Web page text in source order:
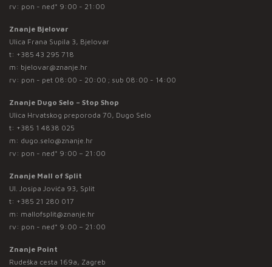
rv: pon - ned* 9:00 - 21:00
Znanje Bjelovar
Ulica Frana Supila 3, Bjelovar
t: +385 43 295 718
m: bjelovar@znanje.hr
rv: pon - pet 08:00 - 20:00 ; sub 08:00 - 14:00
Znanje Dugo Selo – Stop Shop
Ulica Hrvatskog preporoda 70, Dugo Selo
t: +385 1 4838 025
m: dugo.selo@znanje.hr
rv: pon - ned* 9:00 – 21:00
Znanje Mall of Split
Ul. Josipa Jovića 93, Split
t: +385 21 280 017
m: mallofsplit@znanje.hr
rv: pon - ned* 9:00 – 21:00
Znanje Point
Rudeška cesta 169a, Zagreb